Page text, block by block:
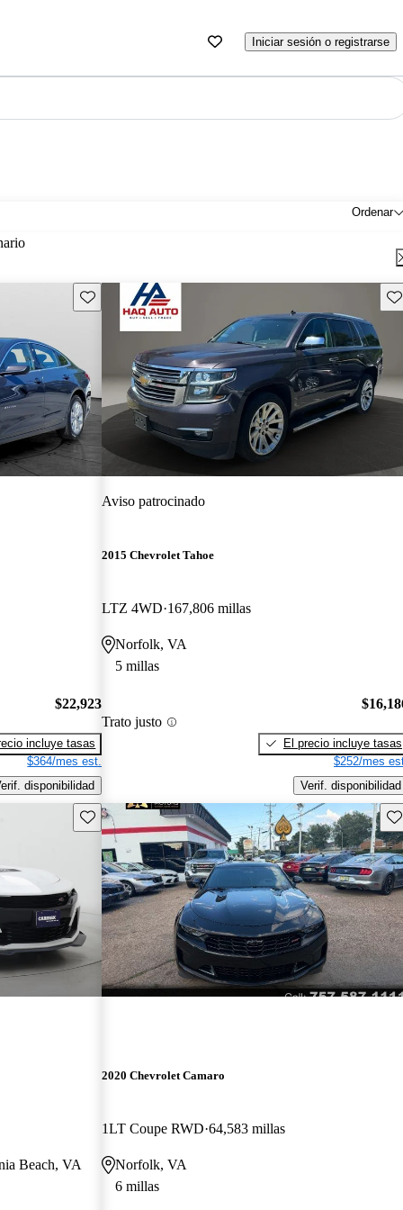
Iniciar sesión o registrarse
Ordenar
Guarda este Aviso
$22,923
incluye tasas
$364/mes est.
disponibilidad
Aviso patrocinado
2015 Chevrolet Tahoe
LTZ 4WD 167,806 millas
Norfolk, VA
5 millas
Trato justo
El precio incluye tasas
$252/mes
Verif. disponibilidad
Guarda este Aviso
Beach, VA
2020 Chevrolet Camaro
1LT Coupe RWD 64,583 millas
Norfolk, VA
6 millas